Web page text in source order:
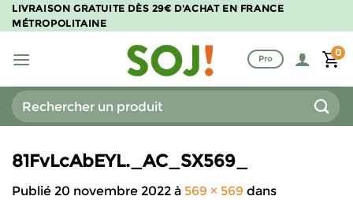
Passer
au
LIVRAISON GRATUITE DÈS 29€ D'ACHAT EN FRANCE
MÉTROPOLITAINE
Pro
0
Recherche
pour :
81FvLcAbEYL._AC_SX569_
Publié 20 novembre 2022 à 569 × 569 dans